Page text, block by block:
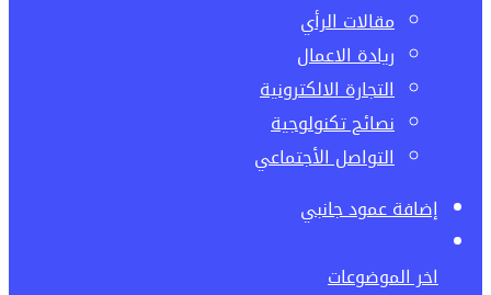
مقالات الرأي
ريادة الاعمال
التجارة الالكترونية
نصائح تكنولوجية
التواصل الأجتماعي
إضافة عمود جانبي
اخر الموضوعات